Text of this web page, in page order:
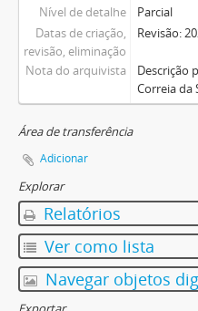
Nível de detalhe
Parcial
Datas de criação,
revisão, eliminação
Revisão:
Nota do arquivista
Descrição
Correia da
Área de transferência
Adicionar
Explorar
Relatórios
Ver como lista
Navegar objetos